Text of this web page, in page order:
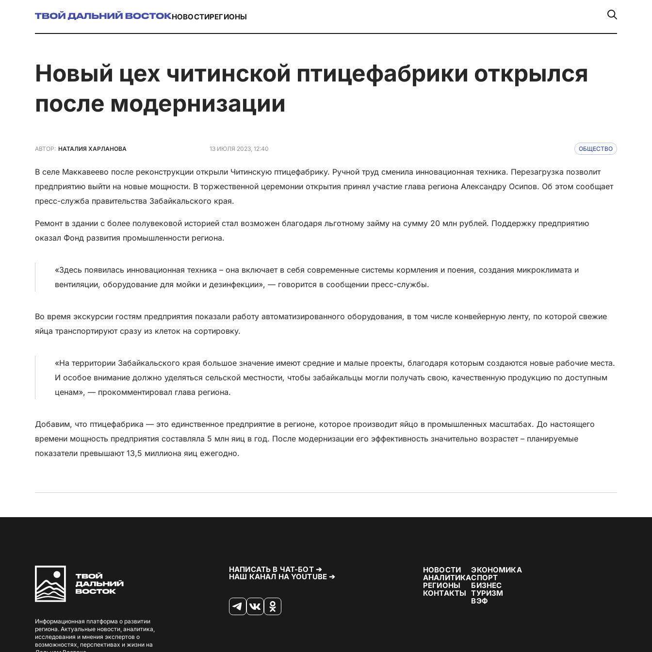
НОВОСТИРЕГИОНЫ
Новый цех читинской птицефабрики открылся
после модернизации
АВТОР: НАТАЛИЯ ХАРЛАНОВА 13 ИЮЛЯ 2023, 12:40 ОБЩЕСТВО
В селе Маккавеево после реконструкции открыли Читинскую птицефабрику. Ручной труд сменила инновационная техника. Перезагрузка позволит
предприятию выйти на новые мощности. В торжественной церемонии открытия принял участие глава региона Александру Осипов. Об этом сообщает
пресс-служба правительства Забайкальского края.
Ремонт в здании с более полувековой историей стал возможен благодаря льготному займу на сумму 20 млн рублей. Поддержку предприятию
оказал Фонд развития промышленности региона.
«Здесь появилась инновационная техника – она включает в себя современные системы кормления и поения, создания микроклимата и
вентиляции, оборудование для мойки и дезинфекции», — говорится в сообщении пресс-службы.
Во время экскурсии гостям предприятия показали работу автоматизированного оборудования, в том числе конвейерную ленту, по которой свежие
яйца транспортируют сразу из клеток на сортировку.
«На территории Забайкальского края большое значение имеют средние и малые проекты, благодаря которым создаются новые рабочие места.
И особое внимание должно уделяться сельской местности, чтобы забайкальцы могли получать свою, качественную продукцию по доступным
ценам», — прокомментировал глава региона.
Добавим, что птицефабрика — это единственное предприятие в регионе, которое производит яйцо в промышленных масштабах. До настоящего
времени мощность предприятия составляла 5 млн яиц в год. После модернизации его эффективность значительно возрастет – планируемые
показатели превышают 13,5 миллиона яиц ежегодно.
Информационная платформа о развитии
региона. Актуальные новости, аналитика,
исследования и мнения экспертов о
возможностях, перспективах и жизни на
НАПИСАТЬ В ЧАТ-БОТ ➔
НАШ КАНАЛ НА YOUTUBE ➔
НОВОСТИ
АНАЛИТИКА
РЕГИОНЫ
КОНТАКТЫ
ЭКОНОМИКА
СПОРТ
БИЗНЕС
ТУРИЗМ
ВЭФ